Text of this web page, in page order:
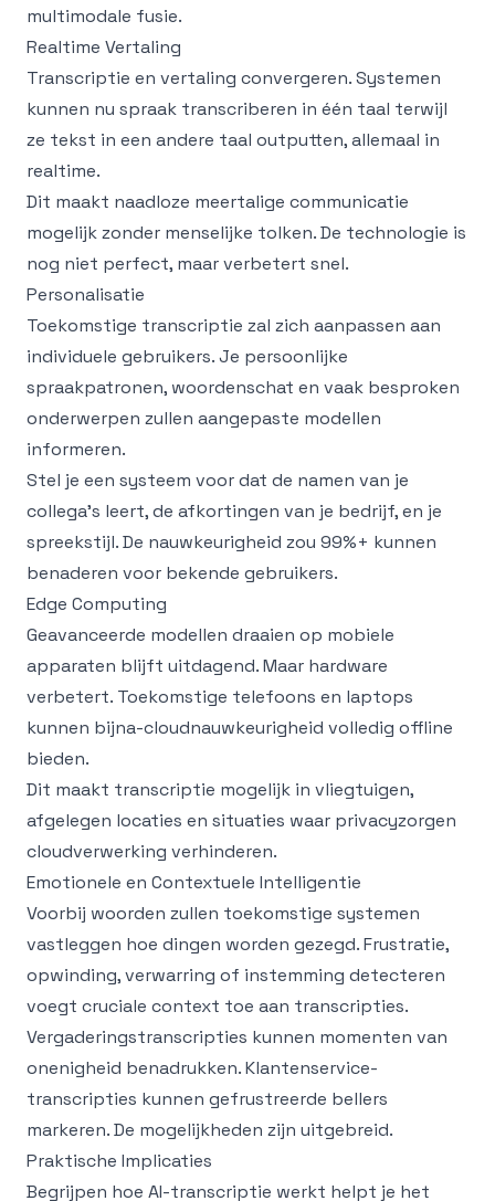
multimodale fusie.
Realtime Vertaling
Transcriptie en vertaling convergeren. Systemen
kunnen nu spraak transcriberen in één taal terwijl
ze tekst in een andere taal outputten, allemaal in
realtime.
Dit maakt naadloze meertalige communicatie
mogelijk zonder menselijke tolken. De technologie is
nog niet perfect, maar verbetert snel.
Personalisatie
Toekomstige transcriptie zal zich aanpassen aan
individuele gebruikers. Je persoonlijke
spraakpatronen, woordenschat en vaak besproken
onderwerpen zullen aangepaste modellen
informeren.
Stel je een systeem voor dat de namen van je
collega's leert, de afkortingen van je bedrijf, en je
spreekstijl. De nauwkeurigheid zou 99%+ kunnen
benaderen voor bekende gebruikers.
Edge Computing
Geavanceerde modellen draaien op mobiele
apparaten blijft uitdagend. Maar hardware
verbetert. Toekomstige telefoons en laptops
kunnen bijna-cloudnauwkeurigheid volledig offline
bieden.
Dit maakt transcriptie mogelijk in vliegtuigen,
afgelegen locaties en situaties waar privacyzorgen
cloudverwerking verhinderen.
Emotionele en Contextuele Intelligentie
Voorbij woorden zullen toekomstige systemen
vastleggen hoe dingen worden gezegd. Frustratie,
opwinding, verwarring of instemming detecteren
voegt cruciale context toe aan transcripties.
Vergaderingstranscripties kunnen momenten van
onenigheid benadrukken. Klantenservice-
transcripties kunnen gefrustreerde bellers
markeren. De mogelijkheden zijn uitgebreid.
Praktische Implicaties
Begrijpen hoe AI-transcriptie werkt helpt je het